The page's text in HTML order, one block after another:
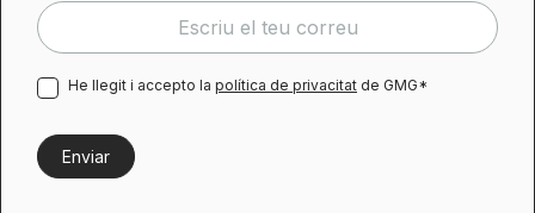
He llegit i accepto la política de privacitat de GMG*